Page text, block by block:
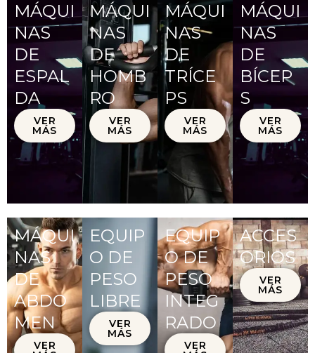
MÁQUI
NAS
DE
ESPAL
DA
VER
MÁS
MÁQUI
NAS
DE
HOMB
RO
VER
MÁS
MÁQUI
NAS
DE
TRÍCE
PS
VER
MÁS
MÁQUI
NAS
DE
BÍCEP
S
VER
MÁS
MÁQUI
NAS
DE
ABDO
MEN
VER
EQUIP
O DE
PESO
LIBRE
VER
MÁS
EQUIP
O DE
PESO
INTEG
RADO
VER
ACCES
ORIOS
VER
MÁS